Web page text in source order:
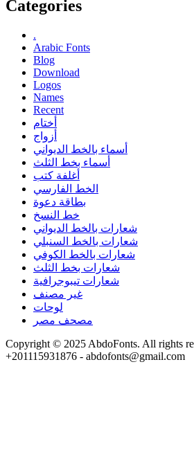
Categories
.
Arabic Fonts
Blog
Download
Logos
Names
Recent
أختام
أزواج
أسماء بالخط الديواني
أسماء بخط الثلث
أغلفة كتب
الخط الفارسي
بطاقة دعوة
خط النسخ
شعارات بالخط الديواني
شعارات بالخط السنبلي
شعارات بالخط الكوفي
شعارات بخط الثلث
شعارات تيبوجرافية
غير مصنف
لوحات
مصحف مصر
Copyright © 2025 AbdoFonts. All rights
+201115931876 - abdofonts@gmail.com